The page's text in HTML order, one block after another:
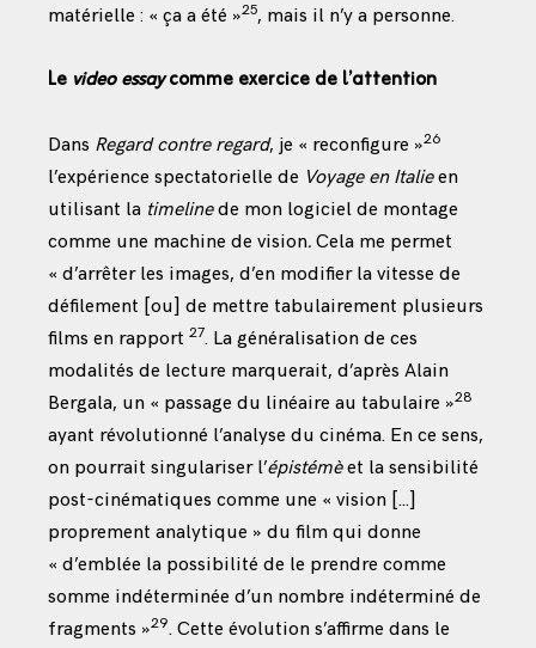
matérielle : « ça a été »25, mais il n’y a personne.
Le video essaycommeexercice de l’attention
Dans Regard contre regard, je « reconfigure »26
l’expérience spectatorielle de Voyage en Italieen
utilisant la timelinede mon logiciel de montage
comme une machine de vision. Cela me permet
« d’arrêter les images, d’en modifier la vitesse de
défilement [ou] de mettre tabulairement plusieurs
films en rapport 27. La généralisation de ces
modalités de lecture marquerait, d’après Alain
Bergala, un « passage du linéaire au tabulaire »28
ayant révolutionné l’analyse du cinéma. En ce sens,
on pourrait singulariser l’épistémèet la sensibilité
post-cinématiques comme une « vision […]
proprement analytique » du film qui donne
« d’emblée la possibilité de le prendre comme
somme indéterminée d’un nombre indéterminé de
fragments »29. Cette évolution s’affirme dans le